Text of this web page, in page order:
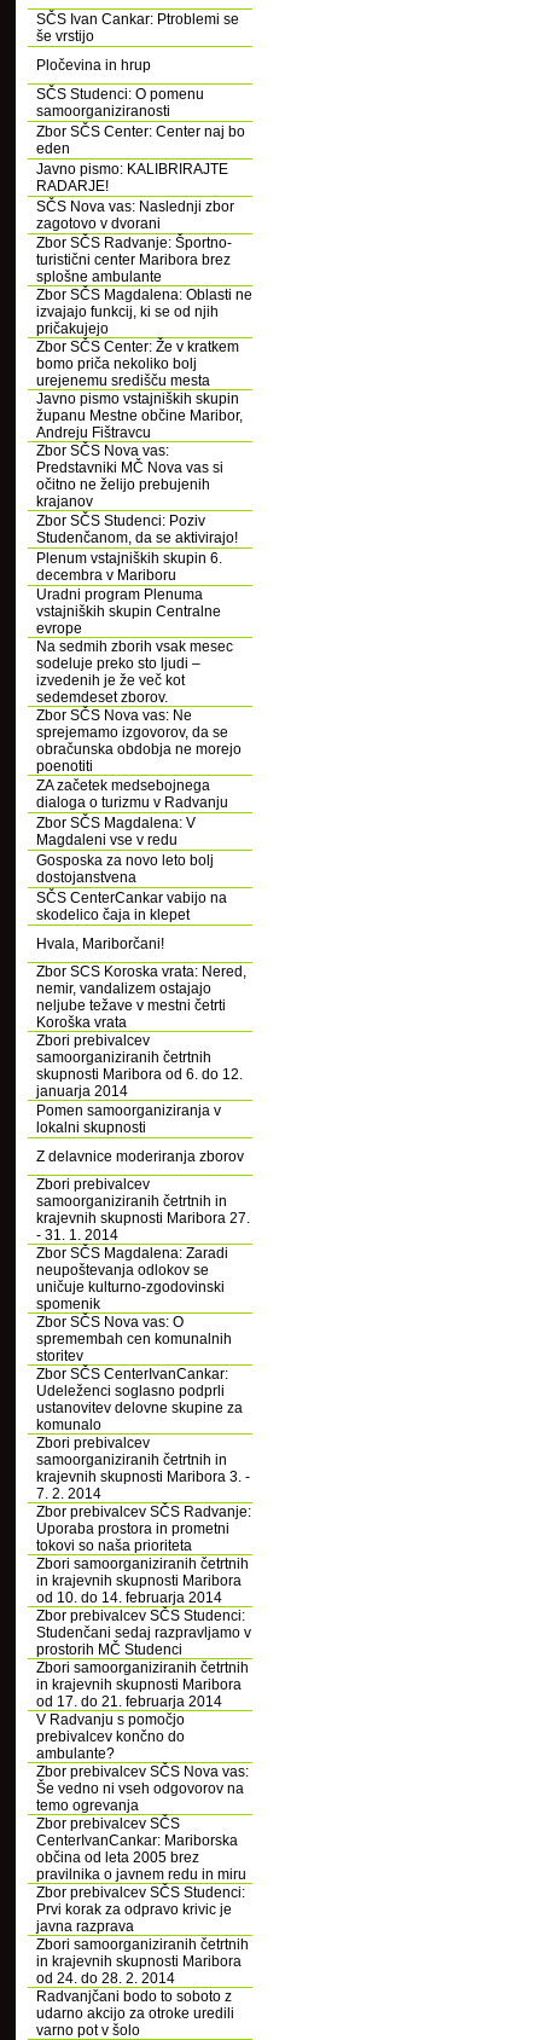
SČS Ivan Cankar: Ptroblemi se
še vrstijo
Pločevina in hrup
SČS Studenci: O pomenu
samoorganiziranosti
Zbor SČS Center: Center naj bo
eden
Javno pismo: KALIBRIRAJTE
RADARJE!
SČS Nova vas: Naslednji zbor
zagotovo v dvorani
Zbor SČS Radvanje: Športno-
turistični center Maribora brez
splošne ambulante
Zbor SČS Magdalena: Oblasti ne
izvajajo funkcij, ki se od njih
pričakujejo
Zbor SČS Center: Že v kratkem
bomo priča nekoliko bolj
urejenemu središču mesta
Javno pismo vstajniških skupin
županu Mestne občine Maribor,
Andreju Fištravcu
Zbor SČS Nova vas:
Predstavniki MČ Nova vas si
očitno ne želijo prebujenih
krajanov
Zbor SČS Studenci: Poziv
Studenčanom, da se aktivirajo!
Plenum vstajniških skupin 6.
decembra v Mariboru
Uradni program Plenuma
vstajniških skupin Centralne
evrope
Na sedmih zborih vsak mesec
sodeluje preko sto ljudi –
izvedenih je že več kot
sedemdeset zborov.
Zbor SČS Nova vas: Ne
sprejemamo izgovorov, da se
obračunska obdobja ne morejo
poenotiti
ZA začetek medsebojnega
dialoga o turizmu v Radvanju
Zbor SČS Magdalena: V
Magdaleni vse v redu
Gosposka za novo leto bolj
dostojanstvena
SČS CenterCankar vabijo na
skodelico čaja in klepet
Hvala, Mariborčani!
Zbor SCS Koroska vrata: Nered,
nemir, vandalizem ostajajo
neljube težave v mestni četrti
Koroška vrata
Zbori prebivalcev
samoorganiziranih četrtnih
skupnosti Maribora od 6. do 12.
januarja 2014
Pomen samoorganiziranja v
lokalni skupnosti
Z delavnice moderiranja zborov
Zbori prebivalcev
samoorganiziranih četrtnih in
krajevnih skupnosti Maribora 27.
- 31. 1. 2014
Zbor SČS Magdalena: Zaradi
neupoštevanja odlokov se
uničuje kulturno-zgodovinski
spomenik
Zbor SČS Nova vas: O
spremembah cen komunalnih
storitev
Zbor SČS CenterIvanCankar:
Udeleženci soglasno podprli
ustanovitev delovne skupine za
komunalo
Zbori prebivalcev
samoorganiziranih četrtnih in
krajevnih skupnosti Maribora 3. -
7. 2. 2014
Zbor prebivalcev SČS Radvanje:
Uporaba prostora in prometni
tokovi so naša prioriteta
Zbori samoorganiziranih četrtnih
in krajevnih skupnosti Maribora
od 10. do 14. februarja 2014
Zbor prebivalcev SČS Studenci:
Studenčani sedaj razpravljamo v
prostorih MČ Studenci
Zbori samoorganiziranih četrtnih
in krajevnih skupnosti Maribora
od 17. do 21. februarja 2014
V Radvanju s pomočjo
prebivalcev končno do
ambulante?
Zbor prebivalcev SČS Nova vas:
Še vedno ni vseh odgovorov na
temo ogrevanja
Zbor prebivalcev SČS
CenterIvanCankar: Mariborska
občina od leta 2005 brez
pravilnika o javnem redu in miru
Zbor prebivalcev SČS Studenci:
Prvi korak za odpravo krivic je
javna razprava
Zbori samoorganiziranih četrtnih
in krajevnih skupnosti Maribora
od 24. do 28. 2. 2014
Radvanjčani bodo to soboto z
udarno akcijo za otroke uredili
varno pot v šolo